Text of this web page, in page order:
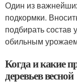
Один из
подкормки.
подбирать состав
обильным
Когда и какие
деревьев весной